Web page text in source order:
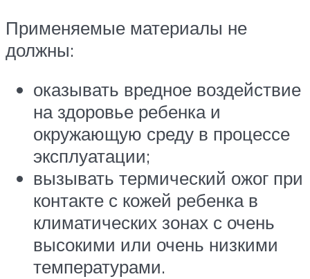
Применяемые материалы не
должны:
оказывать вредное воздействие
на здоровье ребенка и
окружающую среду в процессе
эксплуатации;
вызывать термический ожог при
контакте с кожей ребенка в
климатических зонах с очень
высокими или очень низкими
температурами.